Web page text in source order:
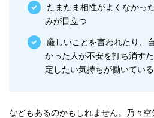
たまたま相性がよくなかっ
みが目立つ
厳しいことを言われたり、
かった人が不安を打ち消す
定したい気持ちが働いてい
などもあるのかもしれません。乃々